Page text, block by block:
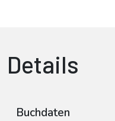
Details
Buchdaten